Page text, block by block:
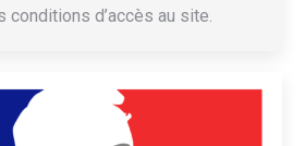
conditions d’accès au site.